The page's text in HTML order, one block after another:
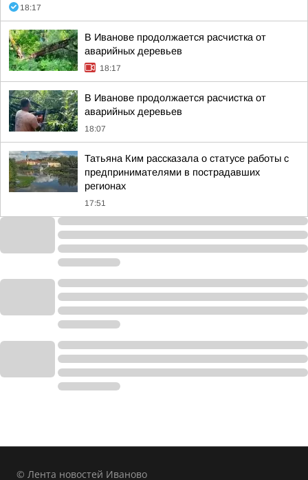
18:17
В Иванове продолжается расчистка от
аварийных деревьев
18:17
В Иванове продолжается расчистка от
аварийных деревьев
18:07
Татьяна Ким рассказала о статусе работы с
предпринимателями в пострадавших
регионах
17:51
© Лента новостей Иваново